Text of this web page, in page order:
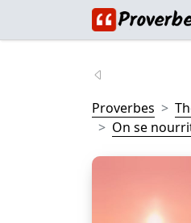
Proverbes
On se